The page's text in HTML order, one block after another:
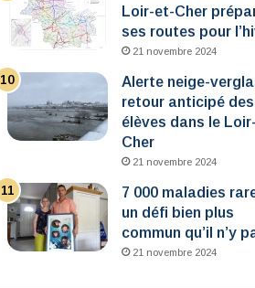
Loir-et-Cher
ses routes pour
21 novembre 2024
Alerte neige-
retour anticipé des
élèves dans le
Cher
21 novembre 2024
7 000 maladies
un défi bien plus
commun qu’il n’y
21 novembre 2024